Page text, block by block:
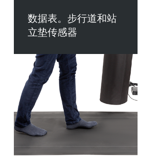
数据表。步行道和站
立垫传感器
下载